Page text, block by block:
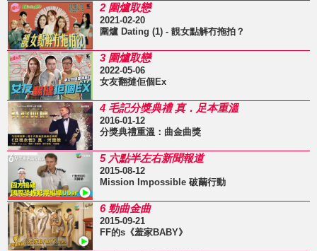
2 圍爐取戀
2021-02-20
圍爐 Dating (1) - 靚女點解冇拖拍？
3 圍爐取戀
2022-05-06
女友翻撻佢個Ex
4 毛記分獎典禮 真．足本重溫
2016-01-12
分獎典禮重溫：曲金曲獎
5 六點半左右新聞報道
2015-08-12
Mission Impossible 破繭行動
6 勁曲金曲
2015-09-21
FF的s《羞家BABY》